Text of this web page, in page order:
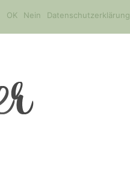
OK Nein Datenschutzerklärung